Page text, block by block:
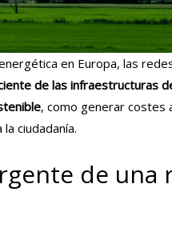
en Europa, las
de las infraestructuras
, como generar costes
ciudadanía.
de una